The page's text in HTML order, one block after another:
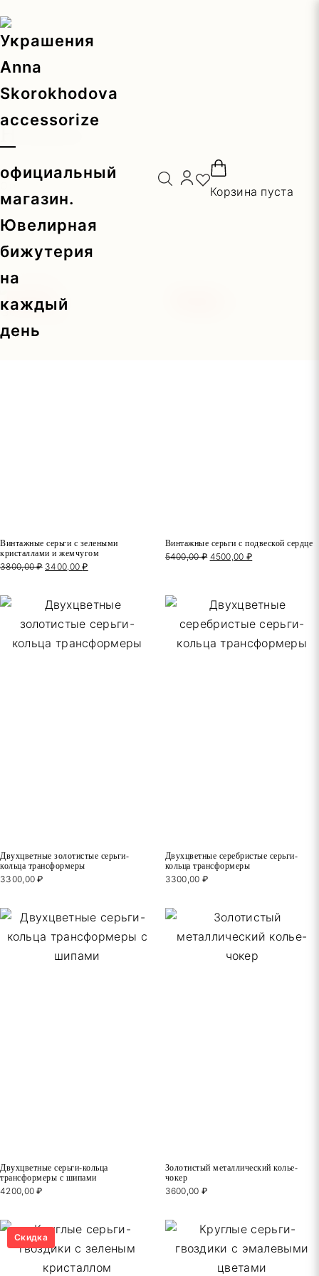
Корзина пуста
Главная/ Новинки
Новинки
Скидка
Винтажные серьги с зелеными
кристаллами и жемчугом
3800,00₽ Первоначальная
3800,00 ₽.
3400,00₽
Винтажные серьги с подвеской сердце
5400,00₽ Первоначальная
5400,00 ₽.
4500,00 ₽
Двухцветные золотистые серьги-
кольца трансформеры
3300,00₽
Двухцветные серебристые серьги-
кольца трансформеры
3300,00 ₽
Двухцветные серьги-кольца
трансформеры с шипами
4200,00₽
Золотистый металлический колье-
чокер
3600,00 ₽
Скидка